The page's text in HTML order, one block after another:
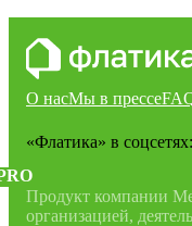
О насМы в прессе
«Флатика» в соцсетях:
Продукт компании
организацией,